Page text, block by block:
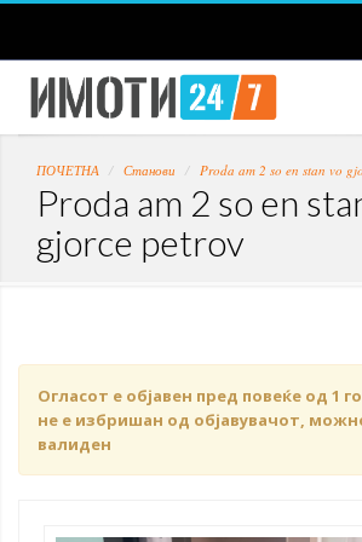
ПОЧЕТНА Станови Proda am 2 so en stan vo
Proda am 2 so en
gjorce petrov
Огласот е објавен пред повеќе од 1
не е избришан од објавувачот,
валиден